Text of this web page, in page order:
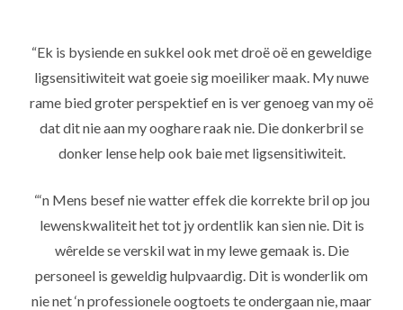
“Ek is bysiende en sukkel ook met droë oë en geweldige
ligsensitiwiteit wat goeie sig moeiliker maak. My nuwe
rame bied groter perspektief en is ver genoeg van my oë
dat dit nie aan my ooghare raak nie. Die donkerbril se
donker lense help ook baie met ligsensitiwiteit.
“‘n Mens besef nie watter effek die korrekte bril op jou
lewenskwaliteit het tot jy ordentlik kan sien nie. Dit is
wêrelde se verskil wat in my lewe gemaak is. Die
personeel is geweldig hulpvaardig. Dit is wonderlik om
nie net ‘n professionele oogtoets te ondergaan nie, maar